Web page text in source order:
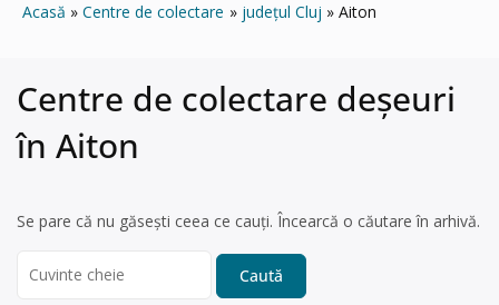
Acasă Centre de colectare județul Cluj Aiton
Centre de colectare deșeuri
în Aiton
Se pare că nu găsești ceea ce cauți. Încearcă o căutare în arhivă.
for: